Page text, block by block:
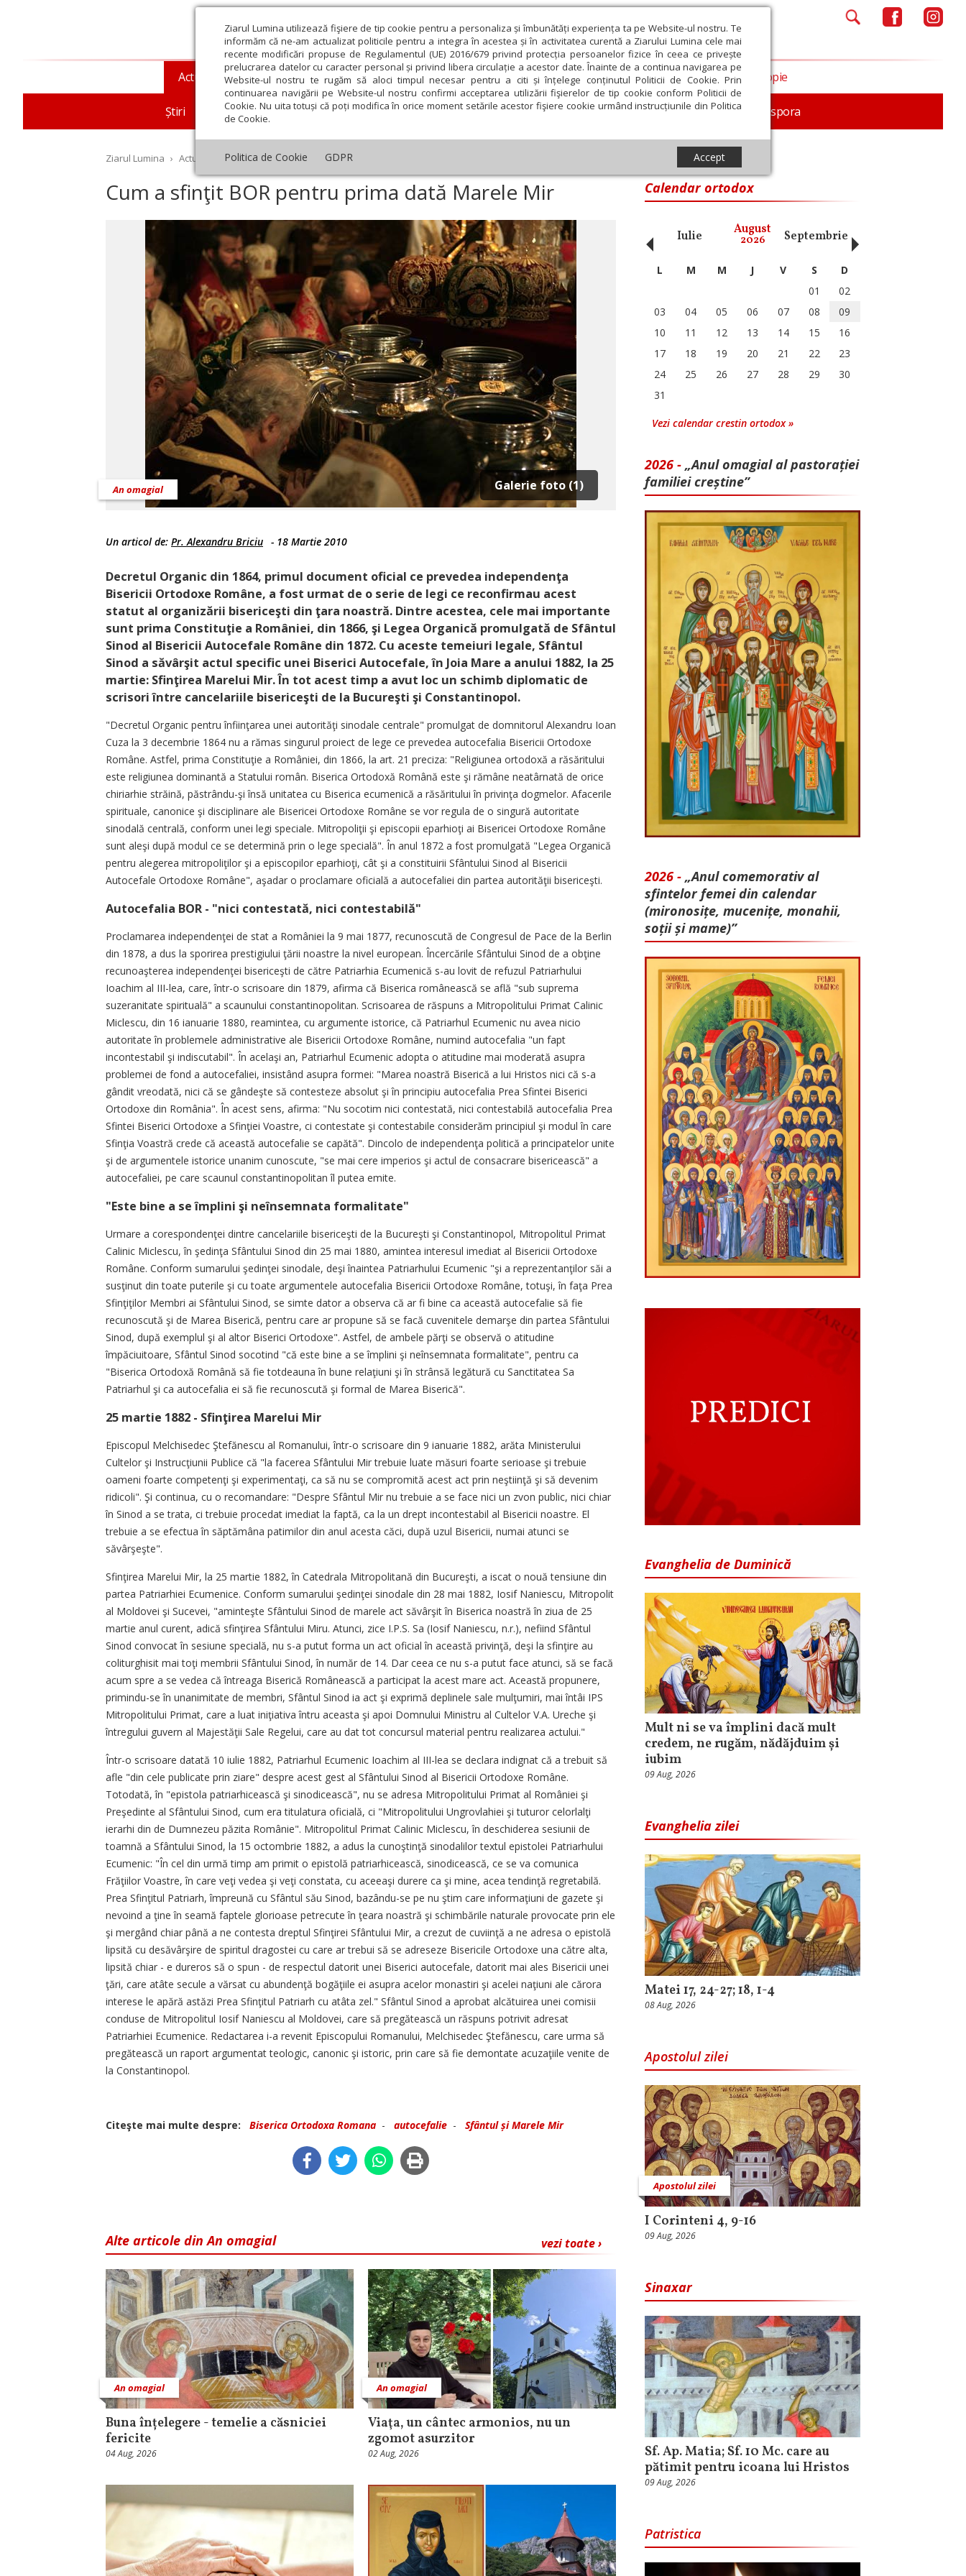
Ziarul Lumina utilizează fişiere de tip cookie pentru a personaliza și îmbunătăți experiența ta pe Website-ul nostru. Te
informăm că ne-am actualizat politicile pentru a integra în acestea și în activitatea curentă a Ziarului Lumina cele mai
recente modificări propuse de Regulamentul (UE) 2016/679 privind protecția persoanelor fizice în ceea ce privește
prelucrarea datelor cu caracter personal și privind libera circulație a acestor date. Înainte de a continua navigarea pe
Website-ul nostru te rugăm să aloci timpul necesar pentru a citi și înțelege conținutul Politicii de Cookie. Prin
continuarea navigării pe Website-ul nostru confirmi acceptarea utilizării fişierelor de tip cookie conform Politicii de
Cookie. Nu uita totuși că poți modifica în orice moment setările acestor fişiere cookie urmând instrucțiunile din Politica
de Cookie.
Politica de Cookie GDPR Accept
Actualitate religioasă
Știri Mesaje și cuvântări An omagial Comunicate de presă Documentar In memoriam Diaspora
Teologie și spiritualitate Educaţie și Cultură Societate Opinii Filantropie
Ziarul Lumina › Actualitate religioasă › An omagial › Cum a sfinţit BOR pentru prima dată Marele Mir
Cum a sfinţit BOR pentru prima dată Marele Mir
Galerie foto (1)
An omagial
Un articol de: Pr. Alexandru Briciu - 18 Martie 2010
Decretul Organic din 1864, primul document oficial ce prevedea independenţa
Bisericii Ortodoxe Române, a fost urmat de o serie de legi ce reconfirmau acest
statut al organizării bisericeşti din ţara noastră. Dintre acestea, cele mai importante
sunt prima Constituţie a României, din 1866, şi Legea Organică promulgată de Sfântul
Sinod al Bisericii Autocefale Române din 1872. Cu aceste temeiuri legale, Sfântul
Sinod a săvârşit actul specific unei Biserici Autocefale, în Joia Mare a anului 1882, la 25
martie: Sfinţirea Marelui Mir. În tot acest timp a avut loc un schimb diplomatic de
scrisori între cancelariile bisericeşti de la Bucureşti şi Constantinopol.
"Decretul Organic pentru înfiinţarea unei autorităţi sinodale centrale" promulgat de domnitorul Alexandru Ioan
Cuza la 3 decembrie 1864 nu a rămas singurul proiect de lege ce prevedea autocefalia Bisericii Ortodoxe
Române. Astfel, prima Constituţie a României, din 1866, la art. 21 preciza: "Religiunea ortodoxă a răsăritului
este religiunea dominantă a Statului român. Biserica Ortodoxă Română este şi rămâne neatârnată de orice
chiriarhie străină, păstrându-şi însă unitatea cu Biserica ecumenică a răsăritului în privinţa dogmelor. Afacerile
spirituale, canonice şi disciplinare ale Bisericei Ortodoxe Române se vor regula de o singură autoritate
sinodală centrală, conform unei legi speciale. Mitropoliţii şi episcopii eparhioţi ai Bisericei Ortodoxe Române
sunt aleşi după modul ce se determină prin o lege specială". În anul 1872 a fost promulgată "Legea Organică
pentru alegerea mitropoliţilor şi a episcopilor eparhioţi, cât şi a constituirii Sfântului Sinod al Bisericii
Autocefale Ortodoxe Române", aşadar o proclamare oficială a autocefaliei din partea autorităţii bisericeşti.
Autocefalia BOR - "nici contestată, nici contestabilă"
Proclamarea independenţei de stat a României la 9 mai 1877, recunoscută de Congresul de Pace de la Berlin
din 1878, a dus la sporirea prestigiului ţării noastre la nivel european. Încercările Sfântului Sinod de a obţine
recunoaşterea independenţei bisericeşti de către Patriarhia Ecumenică s-au lovit de refuzul Patriarhului
Ioachim al III-lea, care, într-o scrisoare din 1879, afirma că Biserica românească se află "sub suprema
suzeranitate spirituală" a scaunului constantinopolitan. Scrisoarea de răspuns a Mitropolitului Primat Calinic
Miclescu, din 16 ianuarie 1880, reamintea, cu argumente istorice, că Patriarhul Ecumenic nu avea nicio
autoritate în problemele administrative ale Bisericii Ortodoxe Române, numind autocefalia "un fapt
incontestabil şi indiscutabil". În acelaşi an, Patriarhul Ecumenic adopta o atitudine mai moderată asupra
problemei de fond a autocefaliei, insistând asupra formei: "Marea noastră Biserică a lui Hristos nici că s-a
gândit vreodată, nici că se gândeşte să contesteze absolut şi în principiu autocefalia Prea Sfintei Biserici
Ortodoxe din România". În acest sens, afirma: "Nu socotim nici contestată, nici contestabilă autocefalia Prea
Sfintei Biserici Ortodoxe a Sfinţiei Voastre, ci contestate şi contestabile considerăm principiul şi modul în care
Sfinţia Voastră crede că această autocefalie se capătă". Dincolo de independenţa politică a principatelor unite
şi de argumentele istorice unanim cunoscute, "se mai cere imperios şi actul de consacrare bisericească" a
autocefaliei, pe care scaunul constantinopolitan îl putea emite.
"Este bine a se împlini şi neînsemnata formalitate"
Urmare a corespondenţei dintre cancelariile bisericeşti de la Bucureşti şi Constantinopol, Mitropolitul Primat
Calinic Miclescu, în şedinţa Sfântului Sinod din 25 mai 1880, amintea interesul imediat al Bisericii Ortodoxe
Române. Conform sumarului şedinţei sinodale, deşi înaintea Patriarhului Ecumenic "şi a reprezentanţilor săi a
susţinut din toate puterile şi cu toate argumentele autocefalia Bisericii Ortodoxe Române, totuşi, în faţa Prea
Sfinţiţilor Membri ai Sfântului Sinod, se simte dator a observa că ar fi bine ca această autocefalie să fie
recunoscută şi de Marea Biserică, pentru care ar propune să se facă cuvenitele demarşe din partea Sfântului
Sinod, după exemplul şi al altor Biserici Ortodoxe". Astfel, de ambele părţi se observă o atitudine
împăciuitoare, Sfântul Sinod socotind "că este bine a se împlini şi neînsemnata formalitate", pentru ca
"Biserica Ortodoxă Română să fie totdeauna în bune relaţiuni şi în strânsă legătură cu Sanctitatea Sa
Patriarhul şi ca autocefalia ei să fie recunoscută şi formal de Marea Biserică".
25 martie 1882 - Sfinţirea Marelui Mir
Episcopul Melchisedec Ştefănescu al Romanului, într-o scrisoare din 9 ianuarie 1882, arăta Ministerului
Cultelor şi Instrucţiunii Publice că "la facerea Sfântului Mir trebuie luate măsuri foarte serioase şi trebuie
oameni foarte competenţi şi experimentaţi, ca să nu se compromită acest act prin neştiinţă şi să devenim
ridicoli". Şi continua, cu o recomandare: "Despre Sfântul Mir nu trebuie a se face nici un zvon public, nici chiar
în Sinod a se trata, ci trebuie procedat imediat la faptă, ca la un drept incontestabil al Bisericii noastre. El
trebuie a se efectua în săptămâna patimilor din anul acesta căci, după uzul Bisericii, numai atunci se
săvârşeşte".
Sfinţirea Marelui Mir, la 25 martie 1882, în Catedrala Mitropolitană din Bucureşti, a iscat o nouă tensiune din
partea Patriarhiei Ecumenice. Conform sumarului şedinţei sinodale din 28 mai 1882, Iosif Naniescu, Mitropolit
al Moldovei şi Sucevei, "aminteşte Sfântului Sinod de marele act săvârşit în Biserica noastră în ziua de 25
martie anul curent, adică sfinţirea Sfântului Miru. Atunci, zice I.P.S. Sa (Iosif Naniescu, n.r.), nefiind Sfântul
Sinod convocat în sesiune specială, nu s-a putut forma un act oficial în această privinţă, deşi la sfinţire au
coliturghisit mai toţi membrii Sfântului Sinod, în număr de 14. Dar ceea ce nu s-a putut face atunci, să se facă
acum spre a se vedea că întreaga Biserică Românească a participat la acest mare act. Această propunere,
primindu-se în unanimitate de membri, Sfântul Sinod ia act şi exprimă deplinele sale mulţumiri, mai întâi IPS
Mitropolitului Primat, care a luat iniţiativa întru aceasta şi apoi Domnului Ministru al Cultelor V.A. Ureche şi
întregului guvern al Majestăţii Sale Regelui, care au dat tot concursul material pentru realizarea actului."
Într-o scrisoare datată 10 iulie 1882, Patriarhul Ecumenic Ioachim al III-lea se declara indignat că a trebuit să
afle "din cele publicate prin ziare" despre acest gest al Sfântului Sinod al Bisericii Ortodoxe Române.
Totodată, în "epistola patriarhicească şi sinodicească", nu se adresa Mitropolitului Primat al României şi
Preşedinte al Sfântului Sinod, cum era titulatura oficială, ci "Mitropolitului Ungrovlahiei şi tuturor celorlalţi
ierarhi din de Dumnezeu păzita Românie". Mitropolitul Primat Calinic Miclescu, în deschiderea sesiunii de
toamnă a Sfântului Sinod, la 15 octombrie 1882, a adus la cunoştinţă sinodalilor textul epistolei Patriarhului
Ecumenic: "În cel din urmă timp am primit o epistolă patriarhicească, sinodicească, ce se va comunica
Frăţiilor Voastre, în care veţi vedea şi veţi constata, cu aceeaşi durere ca şi mine, acea tendinţă regretabilă.
Prea Sfinţitul Patriarh, împreună cu Sfântul său Sinod, bazându-se pe nu ştim care informaţiuni de gazete şi
nevoind a ţine în seamă faptele glorioase petrecute în ţeara noastră şi schimbările naturale provocate prin ele
şi mergând chiar până a ne contesta dreptul Sfinţirei Sfântului Mir, a crezut de cuviinţă a ne adresa o epistolă
lipsită cu desăvârşire de spiritul dragostei cu care ar trebui să se adreseze Bisericile Ortodoxe una către alta,
lipsită chiar - e dureros să o spun - de respectul datorit unei Biserici autocefale, datorit mai ales Bisericii unei
ţări, care atâte secule a vărsat cu abundenţă bogăţiile ei asupra acelor monastiri şi acelei naţiuni ale cărora
interese le apără astăzi Prea Sfinţitul Patriarh cu atâta zel." Sfântul Sinod a aprobat alcătuirea unei comisii
conduse de Mitropolitul Iosif Naniescu al Moldovei, care să pregătească un răspuns potrivit adresat
Patriarhiei Ecumenice. Redactarea i-a revenit Episcopului Romanului, Melchisedec Ştefănescu, care urma să
pregătească un raport argumentat teologic, canonic şi istoric, prin care să fie demontate acuzaţiile venite de
la Constantinopol.
Citeşte mai multe despre: Biserica Ortodoxa Romana - autocefalie - Sfântul și Marele Mir
vezi toate ›
Alte articole din An omagial
An omagial
Buna înțelegere - temelie a căsniciei
fericite
04 Aug, 2026
An omagial
Viaţa, un cântec armonios, nu un
zgomot asurzitor
02 Aug, 2026
Calendar ortodox
Decembrie Ianuarie Februarie Martie Aprilie Mai Iulie August
2026 Septembrie Octombrie
‹ L M M J V S
D
01
02
03
04 05 06 07 08
09
10
11 12 13 14 15
16
17
18 19 20 21 22
23
24
25 26 27 28 29
30
31
Vezi calendar crestin ortodox »
2026 - „Anul omagial al pastorației
familiei creștine”
2026 - „Anul comemorativ al
sfintelor femei din calendar
(mironosițe, mu­cenițe, monahii,
soții și mame)”
Evanghelia de Duminică
Mult ni se va împlini dacă mult
credem, ne rugăm, nădăjduim și
iubim
09 Aug, 2026
Evanghelia zilei
Matei 17, 24-27; 18, 1-4
08 Aug, 2026
Apostolul zilei
Apostolul zilei
I Corinteni 4, 9-16
09 Aug, 2026
Sinaxar
Sf. Ap. Matia; Sf. 10 Mc. care au
pătimit pentru icoana lui Hristos
09 Aug, 2026
Patristica